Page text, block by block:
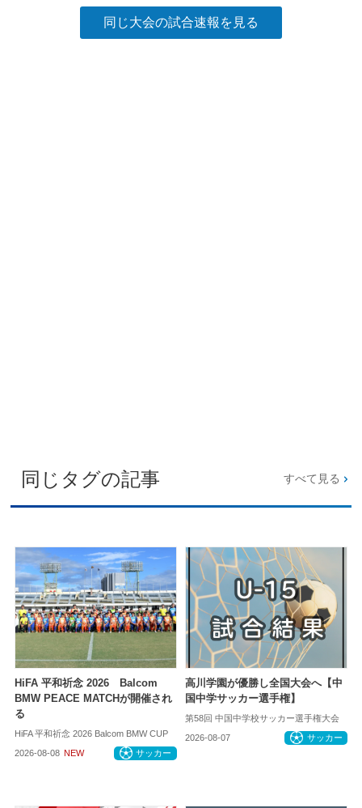
同じ大会の試合速報を見る
同じタグの記事 すべて見る
HiFA 平和祈念 2026 Balcom
BMW PEACE MATCHが開催され
る
HiFA 平和祈念 2026 Balcom BMW CUP
2026-08-08 NEW サッカー
高川学園が優勝し全国大会へ【中
国中学サッカー選手権】
第58回 中国中学校サッカー選手権大会
2026-08-07 サッカー